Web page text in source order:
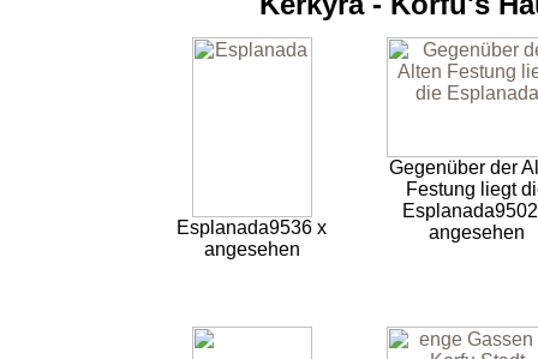
Esplanada9536 x
angesehen
Gegenüber der
Festung liegt
Esplanada
angesehen